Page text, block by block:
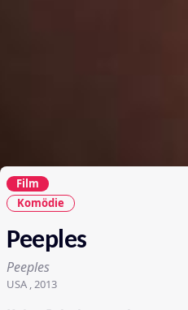
Film
Komödie
Peeples
Peeples
USA , 2013